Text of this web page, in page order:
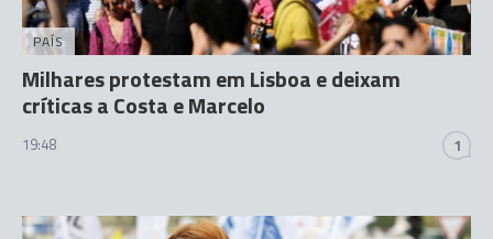
PAÍS
Milhares protestam em Lisboa e deixam
críticas a Costa e Marcelo
19:48 1